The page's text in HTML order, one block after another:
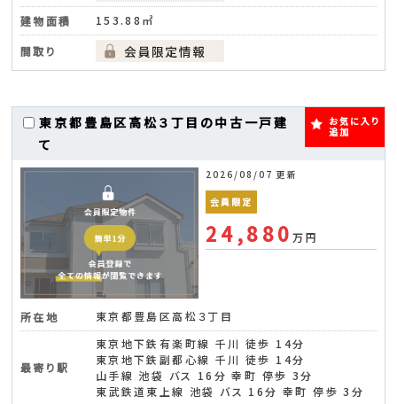
建物面積
153.88㎡
間取り
東京都豊島区高松３丁目の中古一戸建
て
お気に入り
追加
2026/08/07 更新
会員限定
24,880万円
所在地 東京都豊島区高松３丁目
最寄り駅
東京地下鉄有楽町線 千川 徒歩 14分
東京地下鉄副都心線 千川 徒歩 14分
山手線 池袋 バス 16分 幸町 停歩 3分
東武鉄道東上線 池袋 バス 16分 幸町 停歩 3分